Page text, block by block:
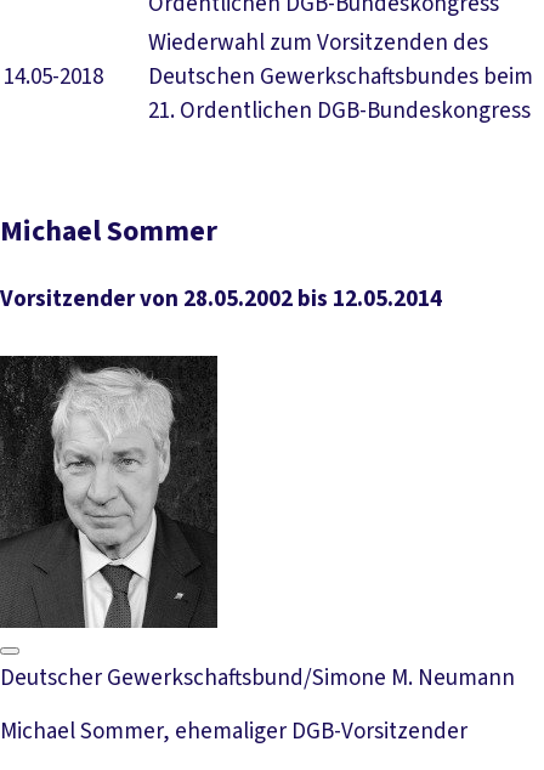
14.05-2018
Wiederwahl zum Vorsitzenden des
Deutschen Gewerkschaftsbundes beim
21. Ordentlichen DGB-Bundeskongress
Michael Sommer
Vorsitzender von 28.05.2002 bis 12.05.2014
Deutscher Gewerkschaftsbund/Simone M. Neumann
Michael Sommer, ehemaliger DGB-Vorsitzender